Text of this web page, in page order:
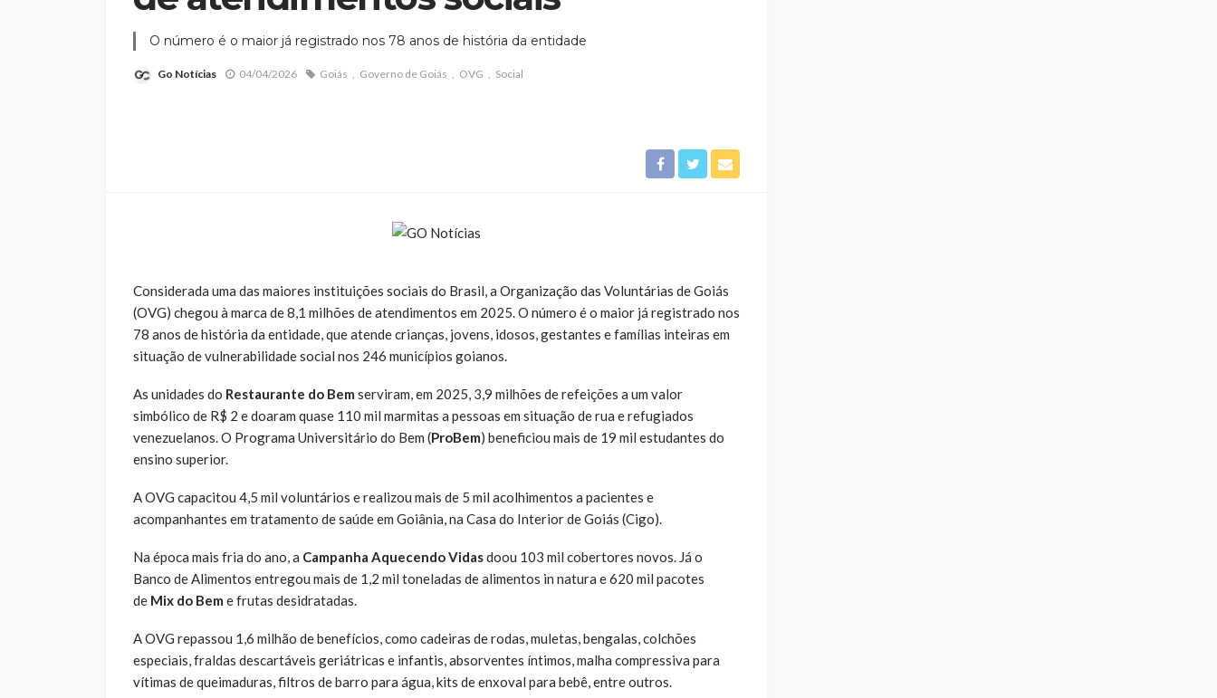
O número é o maior já registrado nos 78 anos de história da entidade
Go Notícias 04/04/2026 Goiás Governo de Goiás OVG Social
Considerada uma das maiores instituições sociais do Brasil, a Organização das Voluntárias de Goiás
(OVG) chegou à marca de 8,1 milhões de atendimentos em 2025. O número é o maior já registrado nos
78 anos de história da entidade, que atende crianças, jovens, idosos, gestantes e famílias inteiras em
situação de vulnerabilidade social nos 246 municípios goianos.
As unidades do Restaurante do Bem serviram, em 2025, 3,9 milhões de refeições a um valor
simbólico de R$ 2 e doaram quase 110 mil marmitas a pessoas em situação de rua e refugiados
venezuelanos. O Programa Universitário do Bem (ProBem) beneficiou mais de 19 mil estudantes do
ensino superior.
A OVG capacitou 4,5 mil voluntários e realizou mais de 5 mil acolhimentos a pacientes e
acompanhantes em tratamento de saúde em Goiânia, na Casa do Interior de Goiás (Cigo).
Na época mais fria do ano, a Campanha Aquecendo Vidasdoou 103 mil cobertores novos. Já o
Banco de Alimentos entregou mais de 1,2 mil toneladas de alimentos in natura e 620 mil pacotes
de Mix do Bem e frutas desidratadas.
A OVG repassou 1,6 milhão de benefícios, como cadeiras de rodas, muletas, bengalas, colchões
especiais, fraldas descartáveis geriátricas e infantis, absorventes íntimos, malha compressiva para
vítimas de queimaduras, filtros de barro para água, kits de enxoval para bebê, entre outros.